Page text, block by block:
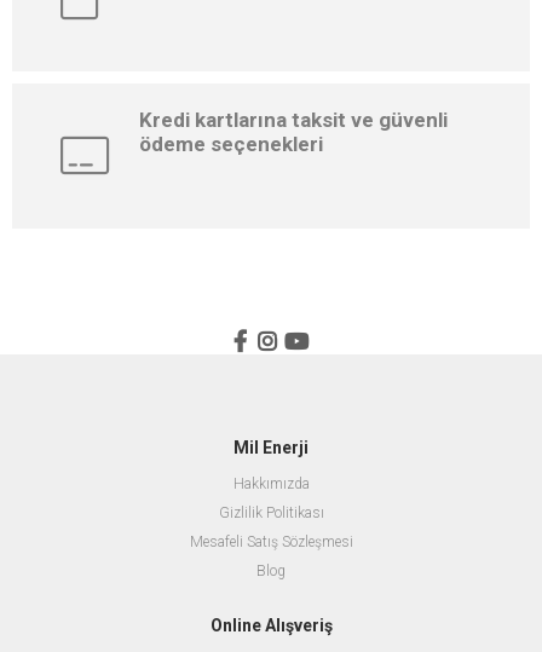
Kredi kartlarına taksit ve güvenli
ödeme seçenekleri
Mil Enerji
Hakkımızda
Gizlilik Politikası
Mesafeli Satış Sözleşmesi
Blog
Online Alışveriş